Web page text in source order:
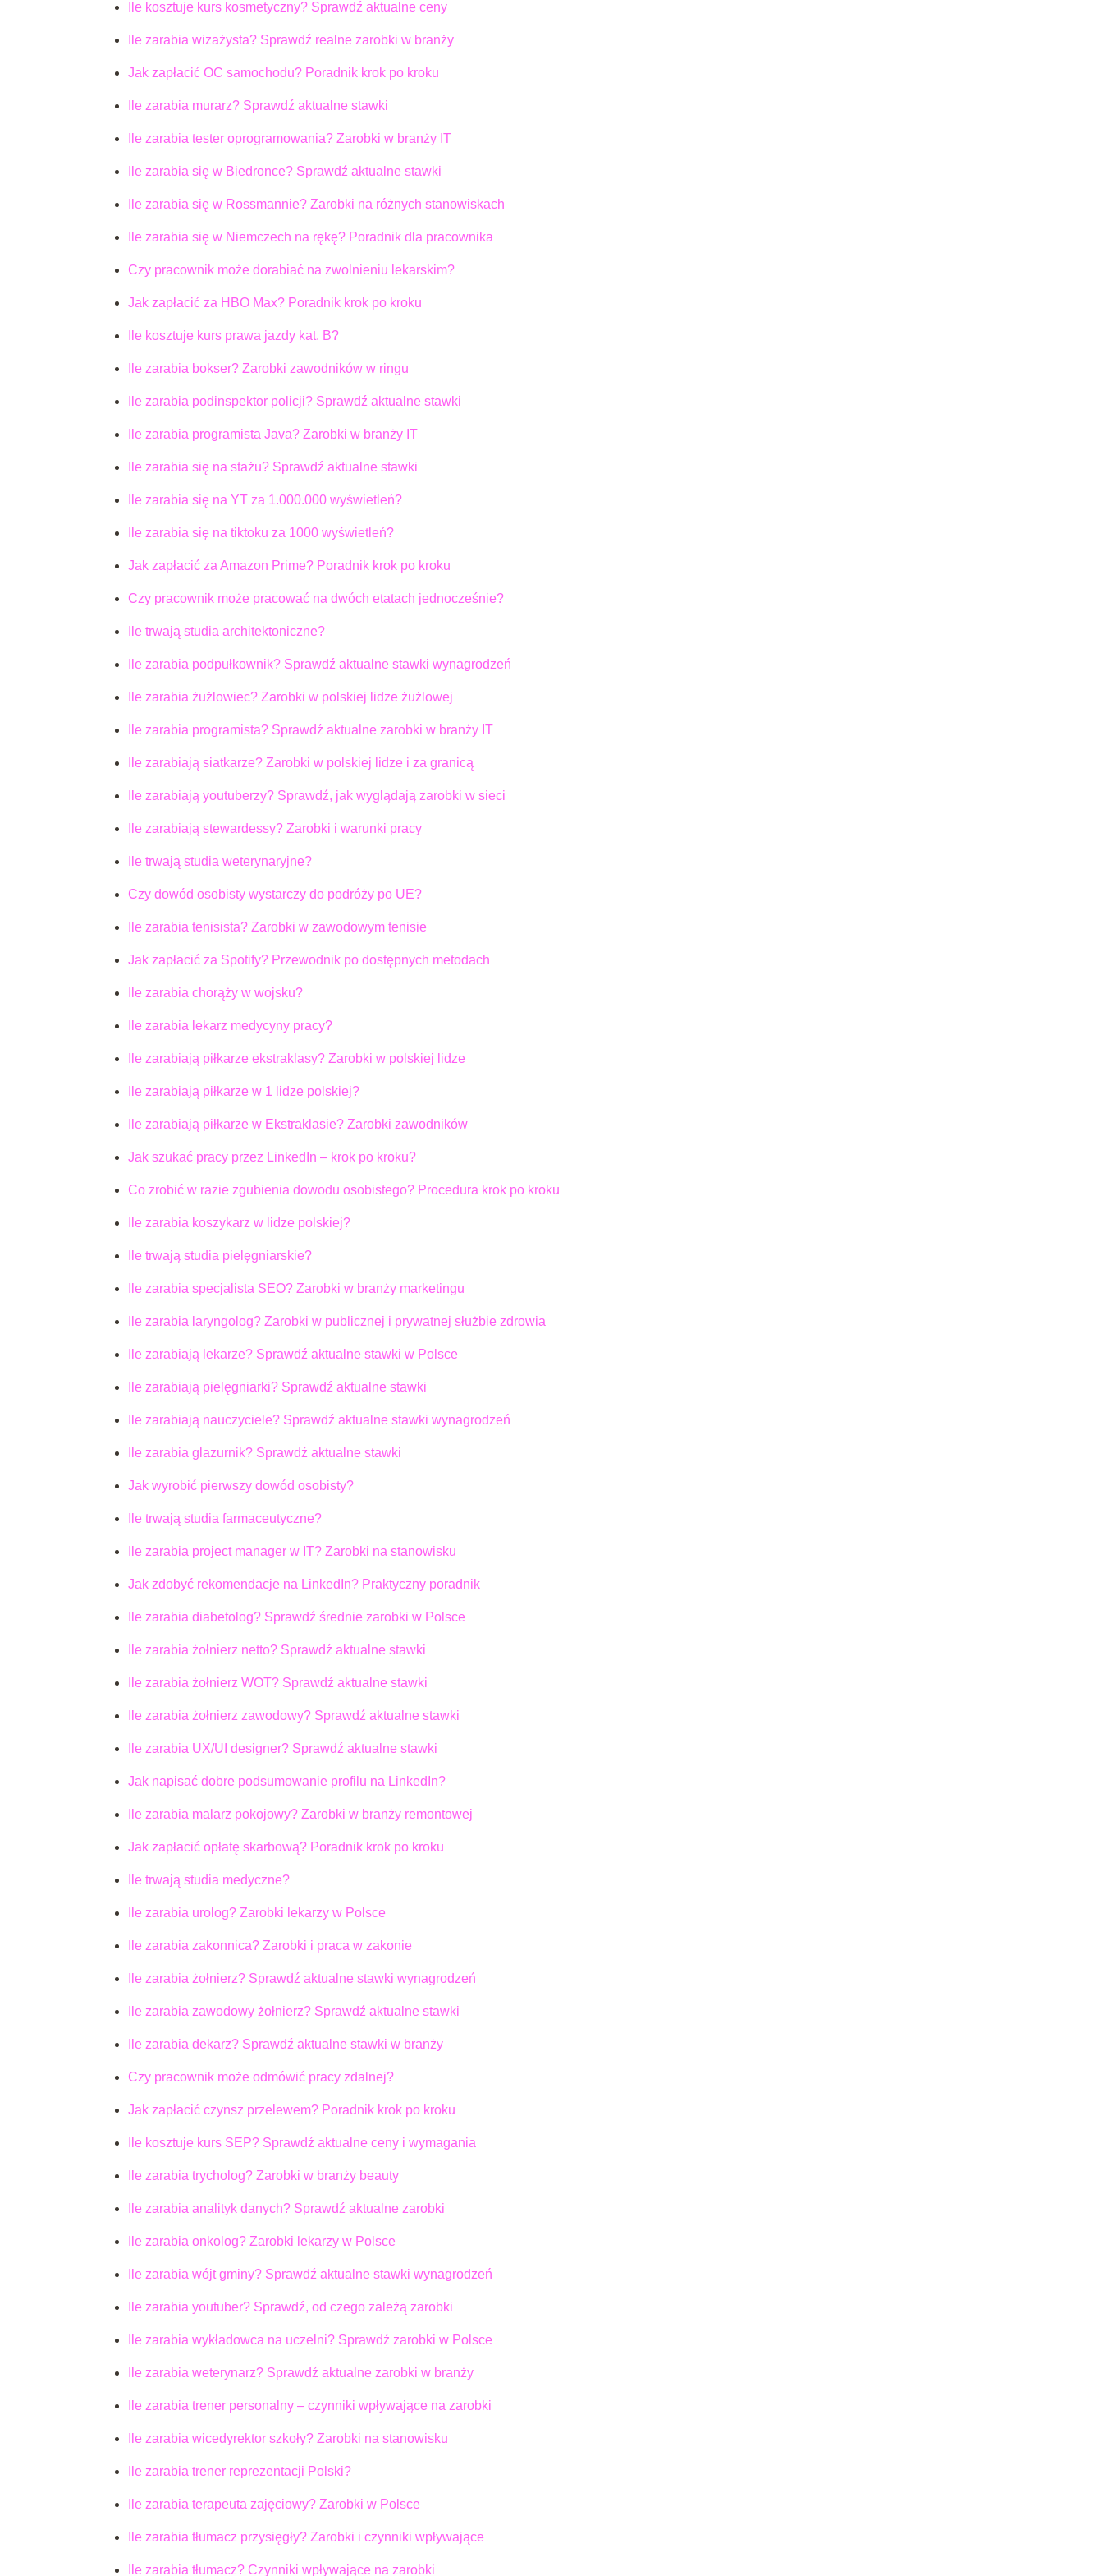
Ile kosztuje kurs kosmetyczny? Sprawdź aktualne ceny
Ile zarabia wizażysta? Sprawdź realne zarobki w branży
Jak zapłacić OC samochodu? Poradnik krok po kroku
Ile zarabia murarz? Sprawdź aktualne stawki
Ile zarabia tester oprogramowania? Zarobki w branży IT
Ile zarabia się w Biedronce? Sprawdź aktualne stawki
Ile zarabia się w Rossmannie? Zarobki na różnych stanowiskach
Ile zarabia się w Niemczech na rękę? Poradnik dla pracownika
Czy pracownik może dorabiać na zwolnieniu lekarskim?
Jak zapłacić za HBO Max? Poradnik krok po kroku
Ile kosztuje kurs prawa jazdy kat. B?
Ile zarabia bokser? Zarobki zawodników w ringu
Ile zarabia podinspektor policji? Sprawdź aktualne stawki
Ile zarabia programista Java? Zarobki w branży IT
Ile zarabia się na stażu? Sprawdź aktualne stawki
Ile zarabia się na YT za 1.000.000 wyświetleń?
Ile zarabia się na tiktoku za 1000 wyświetleń?
Jak zapłacić za Amazon Prime? Poradnik krok po kroku
Czy pracownik może pracować na dwóch etatach jednocześnie?
Ile trwają studia architektoniczne?
Ile zarabia podpułkownik? Sprawdź aktualne stawki wynagrodzeń
Ile zarabia żużlowiec? Zarobki w polskiej lidze żużlowej
Ile zarabia programista? Sprawdź aktualne zarobki w branży IT
Ile zarabiają siatkarze? Zarobki w polskiej lidze i za granicą
Ile zarabiają youtuberzy? Sprawdź, jak wyglądają zarobki w sieci
Ile zarabiają stewardessy? Zarobki i warunki pracy
Ile trwają studia weterynaryjne?
Czy dowód osobisty wystarczy do podróży po UE?
Ile zarabia tenisista? Zarobki w zawodowym tenisie
Jak zapłacić za Spotify? Przewodnik po dostępnych metodach
Ile zarabia chorąży w wojsku?
Ile zarabia lekarz medycyny pracy?
Ile zarabiają piłkarze ekstraklasy? Zarobki w polskiej lidze
Ile zarabiają piłkarze w 1 lidze polskiej?
Ile zarabiają piłkarze w Ekstraklasie? Zarobki zawodników
Jak szukać pracy przez LinkedIn – krok po kroku?
Co zrobić w razie zgubienia dowodu osobistego? Procedura krok po kroku
Ile zarabia koszykarz w lidze polskiej?
Ile trwają studia pielęgniarskie?
Ile zarabia specjalista SEO? Zarobki w branży marketingu
Ile zarabia laryngolog? Zarobki w publicznej i prywatnej służbie zdrowia
Ile zarabiają lekarze? Sprawdź aktualne stawki w Polsce
Ile zarabiają pielęgniarki? Sprawdź aktualne stawki
Ile zarabiają nauczyciele? Sprawdź aktualne stawki wynagrodzeń
Ile zarabia glazurnik? Sprawdź aktualne stawki
Jak wyrobić pierwszy dowód osobisty?
Ile trwają studia farmaceutyczne?
Ile zarabia project manager w IT? Zarobki na stanowisku
Jak zdobyć rekomendacje na LinkedIn? Praktyczny poradnik
Ile zarabia diabetolog? Sprawdź średnie zarobki w Polsce
Ile zarabia żołnierz netto? Sprawdź aktualne stawki
Ile zarabia żołnierz WOT? Sprawdź aktualne stawki
Ile zarabia żołnierz zawodowy? Sprawdź aktualne stawki
Ile zarabia UX/UI designer? Sprawdź aktualne stawki
Jak napisać dobre podsumowanie profilu na LinkedIn?
Ile zarabia malarz pokojowy? Zarobki w branży remontowej
Jak zapłacić opłatę skarbową? Poradnik krok po kroku
Ile trwają studia medyczne?
Ile zarabia urolog? Zarobki lekarzy w Polsce
Ile zarabia zakonnica? Zarobki i praca w zakonie
Ile zarabia żołnierz? Sprawdź aktualne stawki wynagrodzeń
Ile zarabia zawodowy żołnierz? Sprawdź aktualne stawki
Ile zarabia dekarz? Sprawdź aktualne stawki w branży
Czy pracownik może odmówić pracy zdalnej?
Jak zapłacić czynsz przelewem? Poradnik krok po kroku
Ile kosztuje kurs SEP? Sprawdź aktualne ceny i wymagania
Ile zarabia trycholog? Zarobki w branży beauty
Ile zarabia analityk danych? Sprawdź aktualne zarobki
Ile zarabia onkolog? Zarobki lekarzy w Polsce
Ile zarabia wójt gminy? Sprawdź aktualne stawki wynagrodzeń
Ile zarabia youtuber? Sprawdź, od czego zależą zarobki
Ile zarabia wykładowca na uczelni? Sprawdź zarobki w Polsce
Ile zarabia weterynarz? Sprawdź aktualne zarobki w branży
Ile zarabia trener personalny – czynniki wpływające na zarobki
Ile zarabia wicedyrektor szkoły? Zarobki na stanowisku
Ile zarabia trener reprezentacji Polski?
Ile zarabia terapeuta zajęciowy? Zarobki w Polsce
Ile zarabia tłumacz przysięgły? Zarobki i czynniki wpływające
Ile zarabia tłumacz? Czynniki wpływające na zarobki